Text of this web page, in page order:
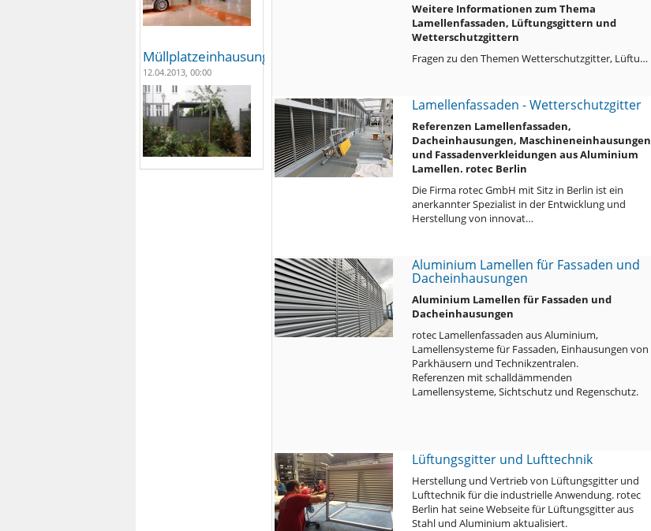
Müllplatzeinhausungen
12.04.2013, 00:00
Weitere Informationen zum Thema
Lamellenfassaden, Lüftungsgittern und
Wetterschutzgittern
Fragen zu den Themen Wetterschutzgitter, Lüftu…
Lamellenfassaden - Wetterschutzgitter
Referenzen Lamellenfassaden,
Dacheinhausungen, Maschineneinhausungen
und Fassadenverkleidungen aus Aluminium
Lamellen. rotec Berlin
Die Firma rotec GmbH mit Sitz in Berlin ist ein
anerkannter Spezialist in der Entwicklung und
Herstellung von innovat…
Aluminium Lamellen für Fassaden und
Dacheinhausungen
Aluminium Lamellen für Fassaden und
Dacheinhausungen
rotec Lamellenfassaden aus Aluminium,
Lamellensysteme für Fassaden, Einhausungen von
Parkhäusern und Technikzentralen.
Referenzen mit schalldämmenden
Lamellensysteme, Sichtschutz und Regenschutz.
Lüftungsgitter und Lufttechnik
Herstellung und Vertrieb von Lüftungsgitter und
Lufttechnik für die industrielle Anwendung. rotec
Berlin hat seine Webseite für Lüftungsgitter aus
Stahl und Aluminium aktualisiert.